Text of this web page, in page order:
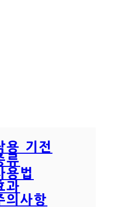
용 기전
류
용법
과
의사항